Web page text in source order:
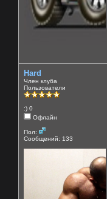
Hard
Член клуба
Пользователи
:) 0
Офлайн
Пол:
Сообщений: 133